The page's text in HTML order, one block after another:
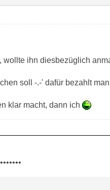
wollte ihn diesbezüglich
soll -.-' dafür bezahlt
klar macht, dann ich